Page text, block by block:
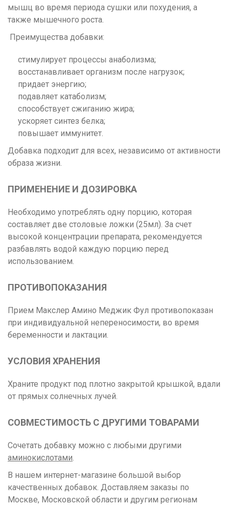
мышц во время периода сушки или похудения, а
также мышечного роста.
Преимущества добавки:
стимулирует процессы анаболизма;
восстанавливает организм после нагрузок;
придает энергию;
подавляет катаболизм;
способствует сжиганию жира;
ускоряет синтез белка;
повышает иммунитет.
Добавка подходит для всех, независимо от активности
образа жизни.
ПРИМЕНЕНИЕ И ДОЗИРОВКА
Необходимо употреблять одну порцию, которая
составляет две столовые ложки (25мл). За счет
высокой концентрации препарата, рекомендуется
разбавлять водой каждую порцию перед
использованием.
ПРОТИВОПОКАЗАНИЯ
Прием Макслер Амино Меджик Фул противопоказан
при индивидуальной непереносимости, во время
беременности и лактации.
УСЛОВИЯ ХРАНЕНИЯ
Храните продукт под плотно закрытой крышкой, вдали
от прямых солнечных лучей.
СОВМЕСТИМОСТЬ С ДРУГИМИ ТОВАРАМИ
Сочетать добавку можно с любыми другими
аминокислотами.
В нашем интернет-магазине большой выбор
качественных добавок. Доставляем заказы по
Москве, Московской области и другим регионам